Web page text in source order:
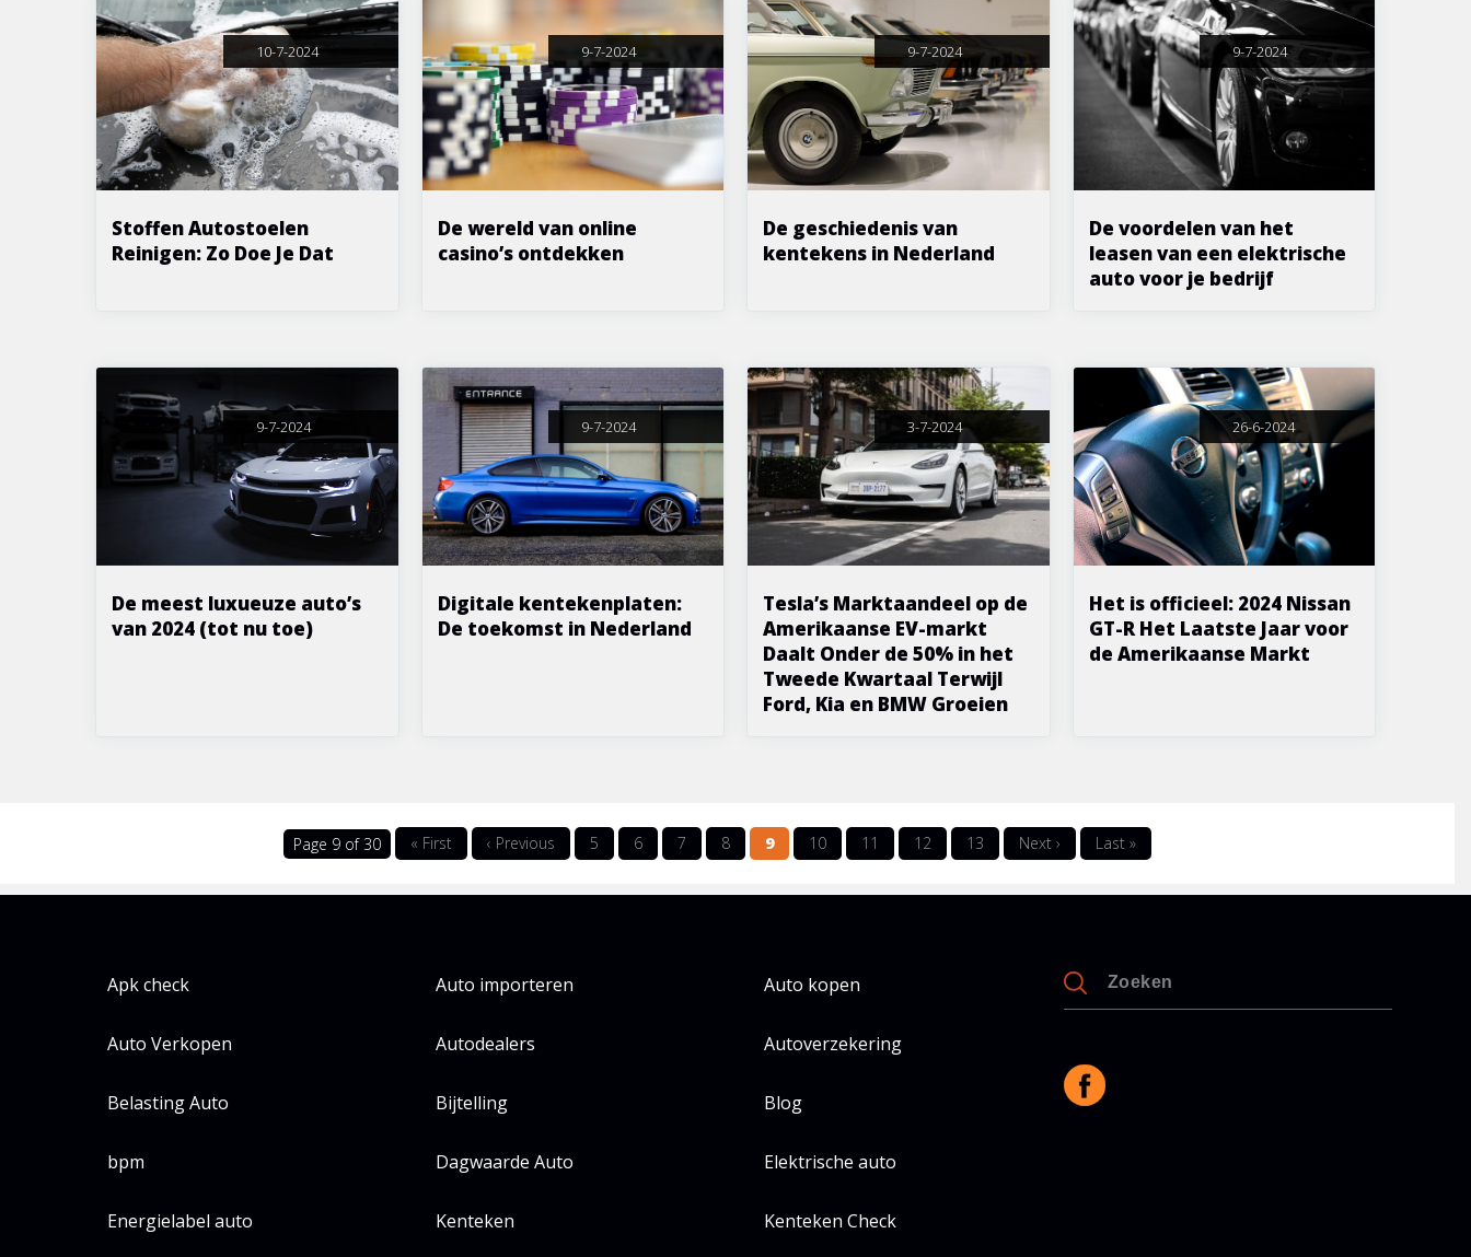
10-7-2024
Stoffen Autostoelen
Reinigen: Zo Doe Je Dat
9-7-2024
De wereld van online
casino’s ontdekken
9-7-2024
De geschiedenis van
kentekens in Nederland
9-7-2024
De voordelen van het
leasen van een elektrische
auto voor je bedrijf
9-7-2024
De meest luxueuze auto’s
van 2024 (tot nu toe)
9-7-2024
Digitale kentekenplaten:
De toekomst in Nederland
3-7-2024
Tesla’s Marktaandeel op de
Amerikaanse EV-markt
Daalt Onder de 50% in het
Tweede Kwartaal Terwijl
Ford, Kia en BMW Groeien
26-6-2024
Het is officieel: 2024 Nissan
GT-R Het Laatste Jaar voor
de Amerikaanse Markt
Page 9 of 30 « First ‹ Previous 5 6 7 8 9 10 11 12 13 Next › Last »
Apk check Auto importeren Auto kopen
Auto Verkopen Autodealers Autoverzekering
Belasting Auto Bijtelling Blog
bpm Dagwaarde Auto Elektrische auto
Energielabel auto Kenteken Kenteken Check